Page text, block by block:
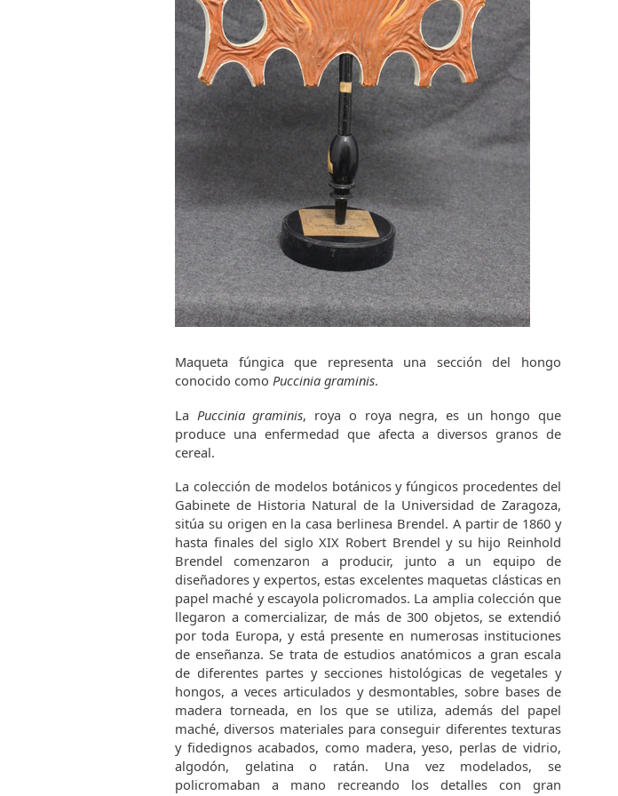
q
u
e
d
Maqueta fúngica que representa una sección del hongo
conocido como Puccinia graminis.
La Puccinia graminis, roya o roya negra, es un hongo que
produce una enfermedad que afecta a diversos granos de
cereal.
La colección de modelos botánicos y fúngicos procedentes del
Gabinete de Historia Natural de la Universidad de Zaragoza,
sitúa su origen en la casa berlinesa Brendel. A partir de 1860 y
hasta finales del siglo XIX Robert Brendel y su hijo Reinhold
Brendel comenzaron a producir, junto a un equipo de
diseñadores y expertos, estas excelentes maquetas clásticas en
papel maché y escayola policromados. La amplia colección que
llegaron a comercializar, de más de 300 objetos, se extendió
por toda Europa, y está presente en numerosas instituciones
de enseñanza. Se trata de estudios anatómicos a gran escala
de diferentes partes y secciones histológicas de vegetales y
hongos, a veces articulados y desmontables, sobre bases de
madera torneada, en los que se utiliza, además del papel
maché, diversos materiales para conseguir diferentes texturas
y fidedignos acabados, como madera, yeso, perlas de vidrio,
algodón, gelatina o ratán. Una vez modelados, se
policromaban a mano recreando los detalles con gran